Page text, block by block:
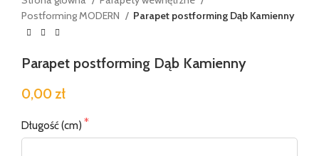
Postforming MODERN
Parapet postforming Dąb Kamienny
Parapet postforming Dąb Kamienny
0,00 zł
Długość (cm)